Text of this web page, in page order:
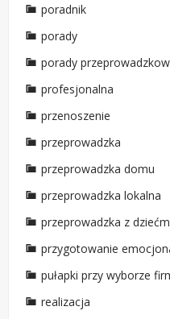
poradnik
porady
porady
profesjonalna
przenoszenie
przeprowadzka
przeprowadzka domu
przeprowadzka lokalna
przeprowadzka z
przygotowanie
pułapki przy wyborze
realizacja